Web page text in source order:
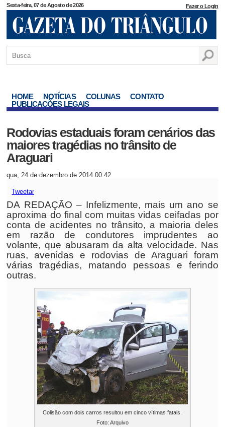
Sexta-feira, 07 de Agosto de 2026 Fazer o Login
HOME NOTÍCIAS COLUNAS
CONTATO
PUBLICAÇÕES LEGAIS
Rodovias estaduais foram cenários das
maiores tragédias no trânsito de
Araguari
qua, 24 de dezembro de 2014 00:42
Tweetar
DA REDAÇÃO – Infelizmente, mais um ano se
aproxima do final com muitas vidas ceifadas por
conta de acidentes no trânsito, a maioria deles
em razão de condutores imprudentes ao
volante, que abusaram da alta velocidade. Nas
ruas, avenidas e rodovias de Araguari foram
várias tragédias, matando pessoas e ferindo
outras.
Colisão com dois carros resultou em cinco vítimas fatais.
Foto: Arquivo